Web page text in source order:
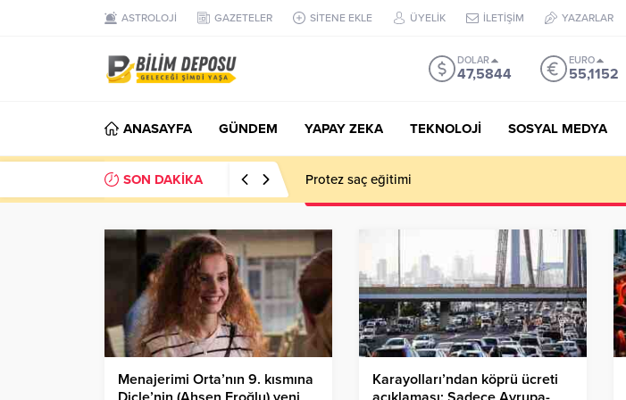
ASTROLOJİ GAZETELER SİTENE EKLE ÜYELİK İLETİŞİM YAZARLAR
DOLAR
47,5844
EURO
55,1152
ANASAYFA GÜNDEM YAPAY ZEKA TEKNOLOJİ SOSYAL MEDYA
SON DAKİKA Protez saç eğitimi
Menajerimi Orta’nın 9. kısmına
Karayolları’ndan köprü ücreti